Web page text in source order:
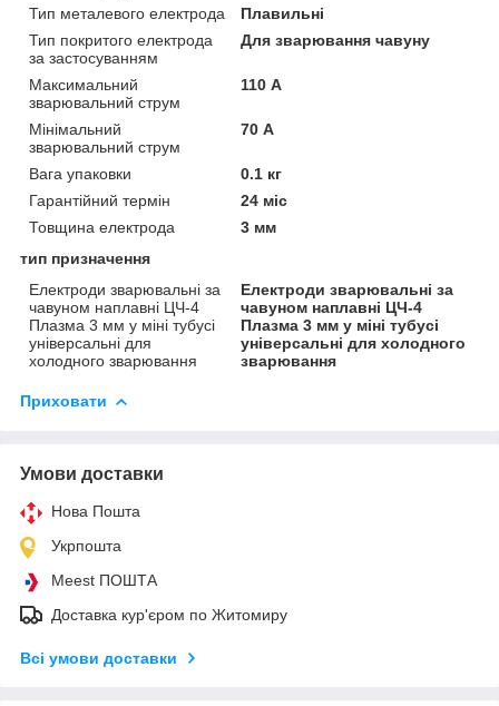
Тип металевого електрода
Плавильні
Тип покритого електрода
за застосуванням
Для зварювання чавуну
Максимальний
зварювальний струм
110 А
Мінімальний
зварювальний струм
70 А
Вага упаковки
0.1 кг
Гарантійний термін
24 міс
Товщина електрода
3 мм
тип призначення
Електроди зварювальні за
чавуном наплавні ЦЧ-4
Плазма 3 мм у міні тубусі
універсальні для
холодного зварювання
Електроди зварювальні за
чавуном наплавні ЦЧ-4
Плазма 3 мм у міні тубусі
універсальні для холодного
зварювання
Приховати
Умови доставки
Нова Пошта
Укрпошта
Meest ПОШТА
Доставка кур'єром по Житомиру
Всі умови доставки